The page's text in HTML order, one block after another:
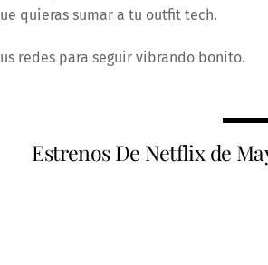
quieras sumar a tu outfit tech.
redes para seguir vibrando bonito.
Estrenos De Netflix de